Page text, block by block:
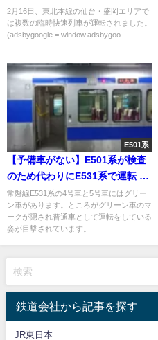
走破
2月16日、東北本線の仙台・盛岡エリアで
は複数の臨時快速列車が運転されました。
(adsbygoogle = window.adsbygoo...
E501系
【予備車がない】E501系が検査
のため代わりにE531系で運転 グ
リーン車にタダで乗れる
常磐線E531系の4号車と5号車にはグリー
ン車があります。ところがグリーン車のマ
ークが隠され普通車として運転をしている
姿が目撃されています。...
鉄道会社から記事を探す
JR東日本